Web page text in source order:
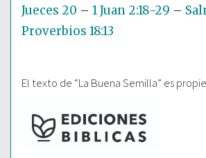
Jueces 20 – 1 Juan 2:18-29 –
Proverbios 18:13
El texto de “La Buena Semilla” es